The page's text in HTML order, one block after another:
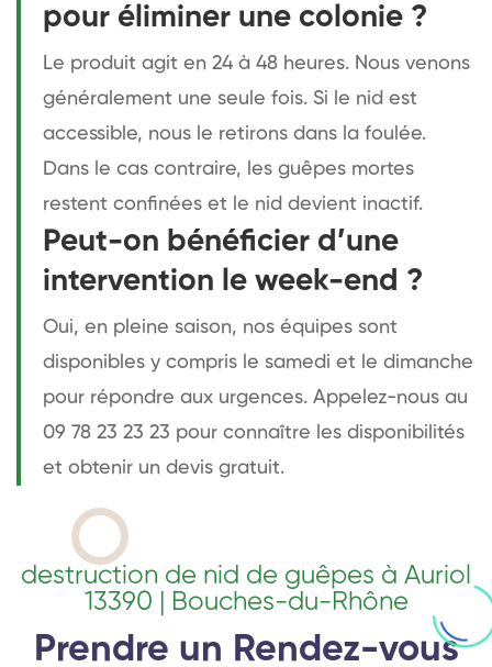
pour éliminer une colonie ?
Le produit agit en 24 à 48 heures. Nous venons
généralement une seule fois. Si le nid est
accessible, nous le retirons dans la foulée.
Dans le cas contraire, les guêpes mortes
restent confinées et le nid devient inactif.
Peut-on bénéficier d’une
intervention le week-end ?
Oui, en pleine saison, nos équipes sont
disponibles y compris le samedi et le dimanche
pour répondre aux urgences. Appelez-nous au
09 78 23 23 23 pour connaître les disponibilités
et obtenir un devis gratuit.
destruction de nid de guêpes à Auriol
13390 | Bouches-du-Rhône
Prendre un Rendez-vous